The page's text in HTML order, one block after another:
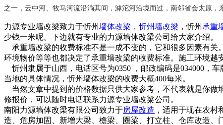
之一，云中河、牧马河流沿淌其间，滹沱河沿境而过，南邻省会太原
力源专业墙改梁致力于忻州墙体改梁 ，忻州墙改梁 ，忻州 承重
少钱一米呢。下边就有专业的力源墙体改梁公司给大家介绍。
承重墙改梁的收费标准不是一成不变的，它和很多因素有关
环境物价等等也都决定了承重墙改梁的收费标准。施工环境越
忻州隶属于山西，电话区号为0350 ，邮政编码是034000，
当地的具体情况，忻州墙体改梁的收费大概400每米。
当然文章中提到的价格数据只供大家参考，不代表就是你做
修报价，可以随时电话联系力源专业墙改粱公司。
南阳力源墙体改梁有限公司致力于房屋改造 ，适用于现在农
造、危房加固、新增大梁、檐梁、圈梁、打立柱、仓库改造、